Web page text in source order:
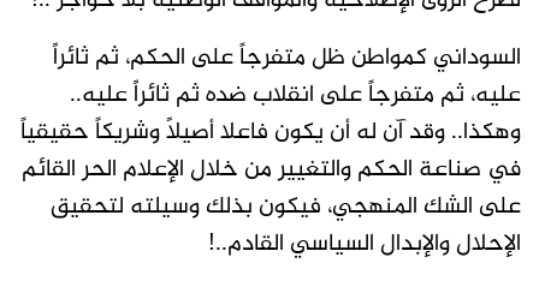
السوداني كمواطن ظل متفرجاً على الحكم، ثم ثائراً
عليه، ثم متفرجاً على انقلاب ضده ثم ثائراً عليه..
وهكذا.. وقد آن له أن يكون فاعلا أصيلاً وشريكاً حقيقياً
في صناعة الحكم والتغيير من خلال الإعلام الحر القائم
على الشك المنهجي، فيكون بذلك وسيلته لتحقيق
الإحلال والإبدال السياسي القادم..!